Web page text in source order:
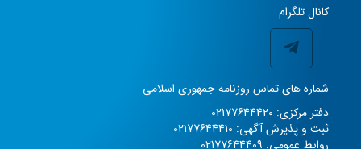
کانال تلگرام
شماره های تماس روزنامه جمهوری اسلامی
دفتر مرکزی: 02177644420
ثبت و پذیرش آگهی: 02177644410
روابط عمومی: 02177644409